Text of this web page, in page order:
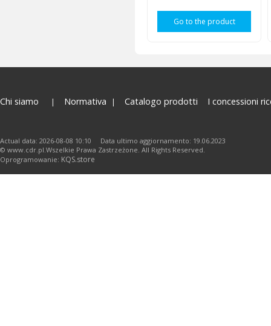
Go to the product
Chi siamo Normativa Catalogo prodotti I concessioni
Actual data: 2026-08-08 10:10 Data ultimo aggiornamento: 19.06.2023
© www.cdr.pl.Wszelkie Prawa Zastrzeżone. All Rights Reserved.
Oprogramowanie: KQS.store